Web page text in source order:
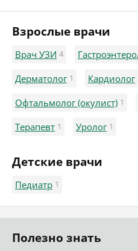
Взрослые врачи
Врач УЗИ 4
Дерматолог 1 Кардиолог
Офтальмолог (окулист) 1
Терапевт 1 Уролог 1
Детские врачи
Педиатр 1
Полезно знать